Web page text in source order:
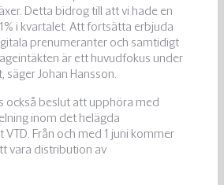
Detta bidrog till att vi hade en
i kvartalet. Att fortsätta erbjuda
prenumeranter och samtidigt
är ett huvudfokus under
Johan Hansson.
också beslut att upphöra med
inom det helägda
Från och med 1 juni kommer
vara distribution av